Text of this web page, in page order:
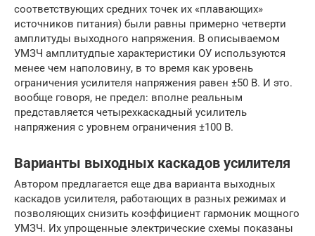
соответствующих средних точек их «плавающих»
источников питания) были равны примерно четверти
амплитуды выходного напряжения. В описываемом
УМЗЧ амплитудпые характеристики ОУ используются
менее чем наполовину, в то время как уровень
ограничения усилителя напряжения равен ±50 В. И это.
вообще говоря, не предел: вполне реальным
представляется четырехкаскадный усилитель
напряжения с уровнем ограничения ±100 В.
Варианты выходных каскадов усилителя
Автором предлагается еще два варианта выходных
каскадов усилителя, работающих в разных режимах и
позволяющих снизить коэффициент гармоник мощного
УМЗЧ. Их упрощенные электрические схемы показаны